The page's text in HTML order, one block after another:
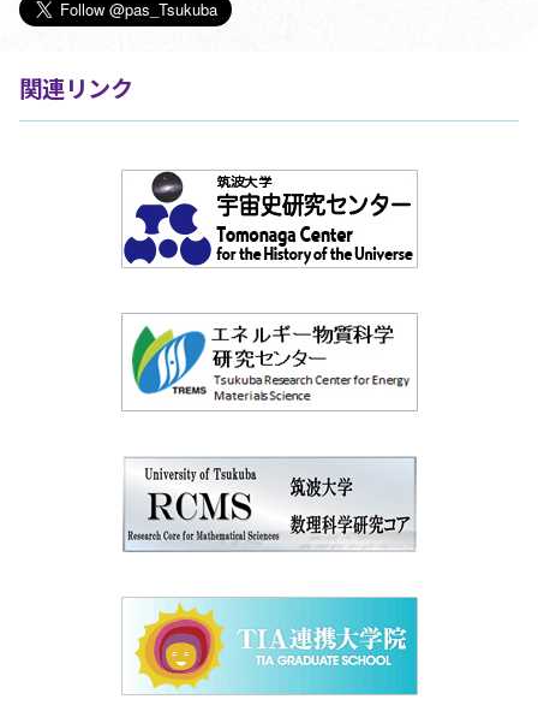
関連リンク